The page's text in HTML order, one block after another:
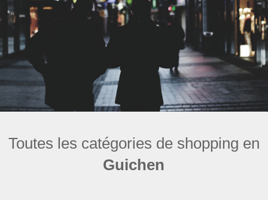
Toutes les catégories de shopping en
Guichen